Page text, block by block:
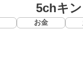
5chキ
お金